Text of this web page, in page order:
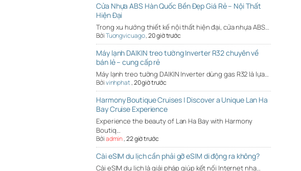
Cửa Nhựa ABS Hàn Quốc Bền Đẹp Giá Rẻ – Nội Thất
Hiện Đại
Trong xu hướng thiết kế nội thất hiện đại, cửa nhựa ABS…
BởiTuongvicuago,20 giờ trước
Máy lạnh DAIKIN treo tường Inverter R32 chuyên về
bán lẻ – cung cấp rẻ
Máy lạnh treo tường DAIKIN Inverter dùng gas R32 là lựa…
Bởivinhphat,20 giờ trước
Harmony Boutique Cruises | Discover a Unique Lan Ha
Bay Cruise Experience
Experience the beauty of Lan Ha Bay with Harmony
Boutiq…
Bởiadmin,22 giờ trước
Cài eSIM du lịch cần phải gỡ eSIM di động ra không?
Cài eSIM du lịch là giải pháp giúp kết nối Internet nha…